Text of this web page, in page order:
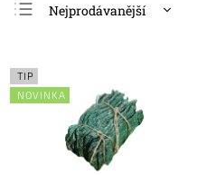
Nejprodávanější
Abecedně
TIP
NOVINKA